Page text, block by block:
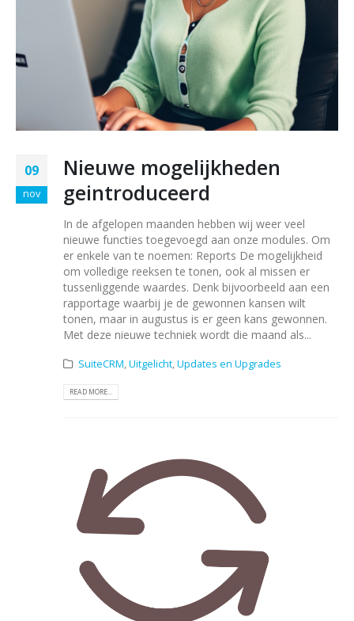
09
nov
Nieuwe mogelijkheden
geintroduceerd
In de afgelopen maanden hebben wij weer veel
nieuwe functies toegevoegd aan onze modules. Om
er enkele van te noemen: Reports De mogelijkheid
om volledige reeksen te tonen, ook al missen er
tussenliggende waardes. Denk bijvoorbeeld aan een
rapportage waarbij je de gewonnen kansen wilt
tonen, maar in augustus is er geen kans gewonnen.
Met deze nieuwe techniek wordt die maand als...
SuiteCRM,Uitgelicht,Updates en Upgrades
READ MORE...